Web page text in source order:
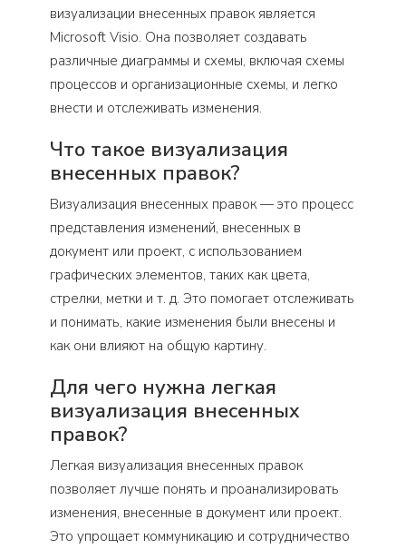
визуализации внесенных правок является
Microsoft Visio. Она позволяет создавать
различные диаграммы и схемы, включая схемы
процессов и организационные схемы, и легко
внести и отслеживать изменения.
Что такое визуализация
внесенных правок?
Визуализация внесенных правок — это процесс
представления изменений, внесенных в
документ или проект, с использованием
графических элементов, таких как цвета,
стрелки, метки и т. д. Это помогает отслеживать
и понимать, какие изменения были внесены и
как они влияют на общую картину.
Для чего нужна легкая
визуализация внесенных
правок?
Легкая визуализация внесенных правок
позволяет лучше понять и проанализировать
изменения, внесенные в документ или проект.
Это упрощает коммуникацию и сотрудничество